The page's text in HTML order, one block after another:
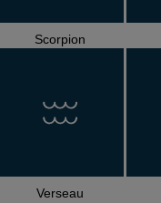
Scorpion
Verseau